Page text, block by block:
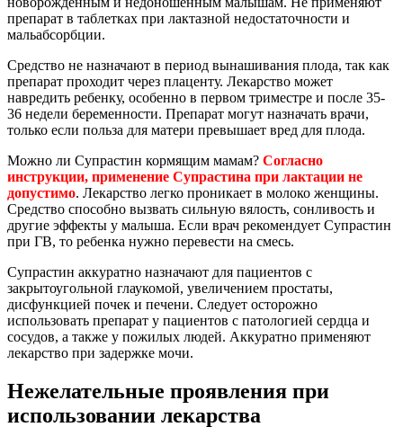
препарат в таблетках при лактазной недостаточности и
мальабсорбции.
Средство не назначают в период вынашивания плода, так как
препарат проходит через плаценту. Лекарство может
навредить ребенку, особенно в первом триместре и после 35-
36 недели беременности. Препарат могут назначать врачи,
только если польза для матери превышает вред для плода.
Можно ли Супрастин кормящим мамам? Согласно
инструкции, применение Супрастина при лактации не
допустимо. Лекарство легко проникает в молоко женщины.
Средство способно вызвать сильную вялость, сонливость и
другие эффекты у малыша. Если врач рекомендует Супрастин
при ГВ, то ребенка нужно перевести на смесь.
Супрастин аккуратно назначают для пациентов с
закрытоугольной глаукомой, увеличением простаты,
дисфункцией почек и печени. Следует осторожно
использовать препарат у пациентов с патологией сердца и
сосудов, а также у пожилых людей. Аккуратно применяют
лекарство при задержке мочи.
Нежелательные проявления при
использовании лекарства